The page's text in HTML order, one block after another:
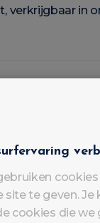
verkrijgbaar in
site te geven.
cookies die